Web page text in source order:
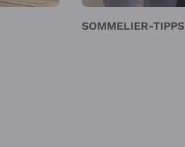
SOMMELIER-TIPPS